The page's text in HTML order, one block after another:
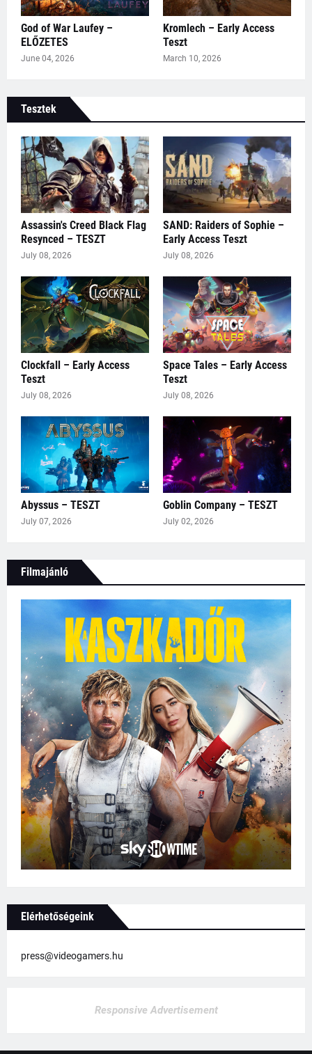
God of War Laufey –
ELŐZETES
June 04, 2026
Kromlech – Early Access
Teszt
March 10, 2026
Tesztek
Assassin's Creed Black Flag
Resynced – TESZT
July 08, 2026
SAND: Raiders of Sophie –
Early Access Teszt
July 08, 2026
Clockfall – Early Access
Teszt
July 08, 2026
Space Tales – Early Access
Teszt
July 08, 2026
Abyssus – TESZT
July 07, 2026
Goblin Company – TESZT
July 02, 2026
Filmajánló
Elérhetőségeink
press@videogamers.hu
Responsive Advertisement